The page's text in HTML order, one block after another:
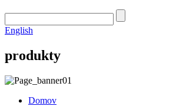
English
produkty
Domov